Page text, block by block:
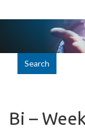
Search
Bi –